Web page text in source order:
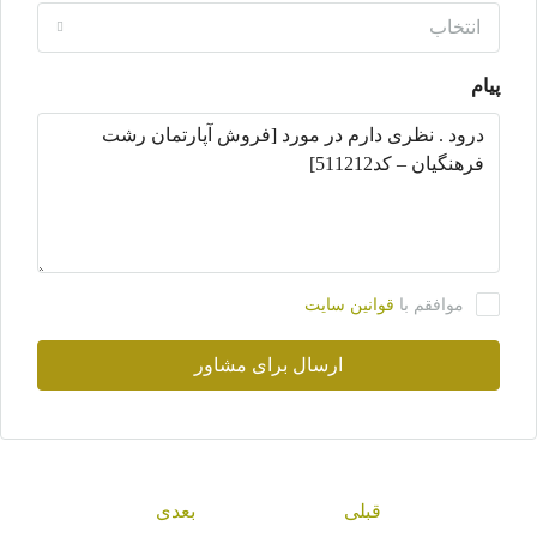
انتخاب
پیام
موافقم با قوانین سایت
ارسال برای مشاور
قبلی بعدی